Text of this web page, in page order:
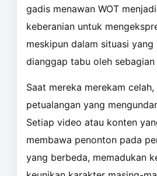
gadis menawan WOT
keberanian untuk
meskipun dalam situasi yang
dianggap tabu oleh sebagian
Saat mereka merekam celah,
petualangan yang
Setiap video atau konten
membawa penonton pada
yang berbeda, memadukan